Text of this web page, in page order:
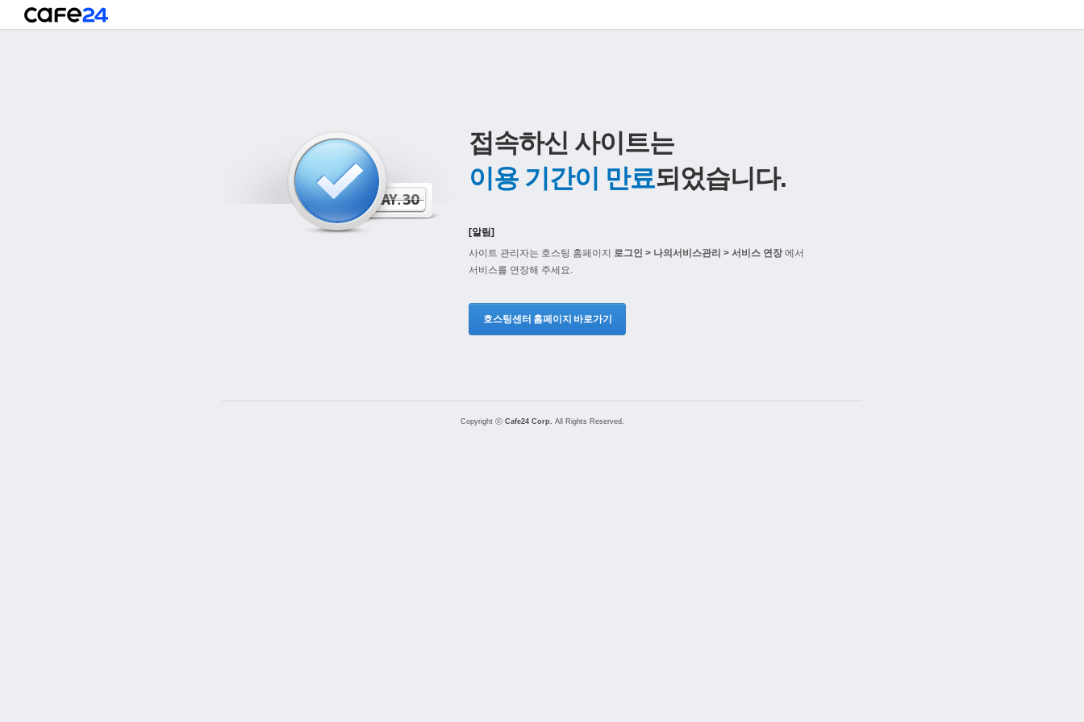
접속하신 사이트는
이용 기간이 만료되었습니다.
[알림]
사이트 관리자는 호스팅 홈페이지 로그인 > 나의서비스관리 > 서비스 연장에서
서비스를 연장해 주세요.
호스팅센터 홈페이지 바로가기
Copyright ⓒ Cafe24 Corp. All Rights Reserved.